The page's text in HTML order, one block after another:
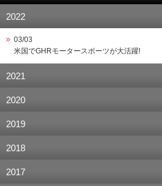
2022
03/03
米国でGHRモータースポーツが大活躍!
2021
2020
2019
2018
2017